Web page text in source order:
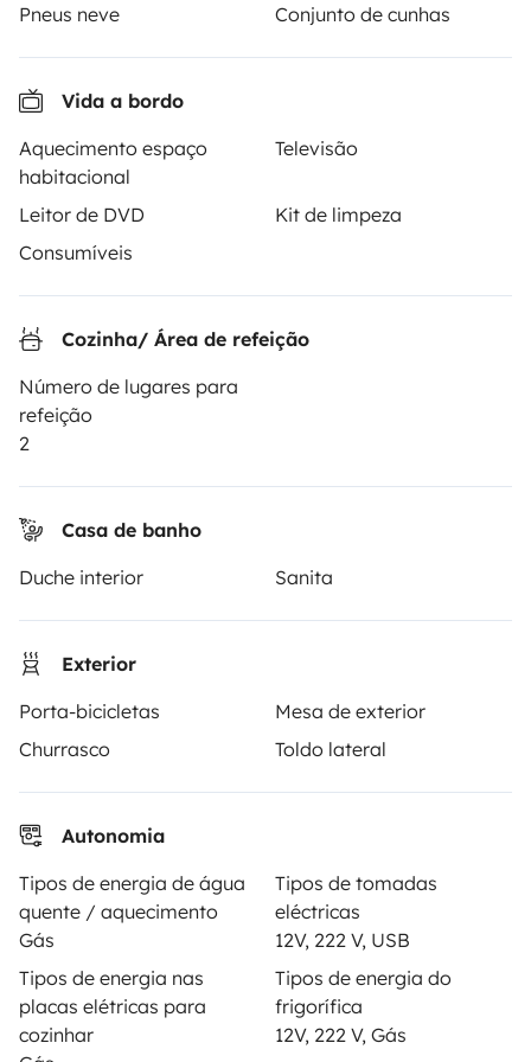
Pneus neve
Conjunto de cunhas
Vida a bordo
Aquecimento espaço
habitacional
Televisão
Leitor de DVD
Kit de limpeza
Consumíveis
Cozinha/ Área de refeição
Número de lugares para
refeição
2
Casa de banho
Duche interior
Sanita
Exterior
Porta-bicicletas
Mesa de exterior
Churrasco
Toldo lateral
Autonomia
Tipos de energia de água
quente / aquecimento
Gás
Tipos de tomadas
eléctricas
12V, 222 V, USB
Tipos de energia nas
placas elétricas para
cozinhar
Tipos de energia do
frigorífica
12V, 222 V, Gás
Shops
Instagram
X Pinterest
Como funciona?
Alugar uma autocaravana
Primeiros passos de autocaravana
Os comentários dos nossos utilizadores
Ajuda locatário
PROPRIETÁRIOS
Criar um anúncio
Seguro de aluguer
Modos de pagamento seguros
Pagamento em prestações